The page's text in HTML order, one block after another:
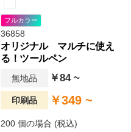
フルカラー
36858
オリジナル マルチに使え
る！ツールペン
無地品 ￥84 ~
印刷品 ￥349 ~
200 個の場合 (税込)